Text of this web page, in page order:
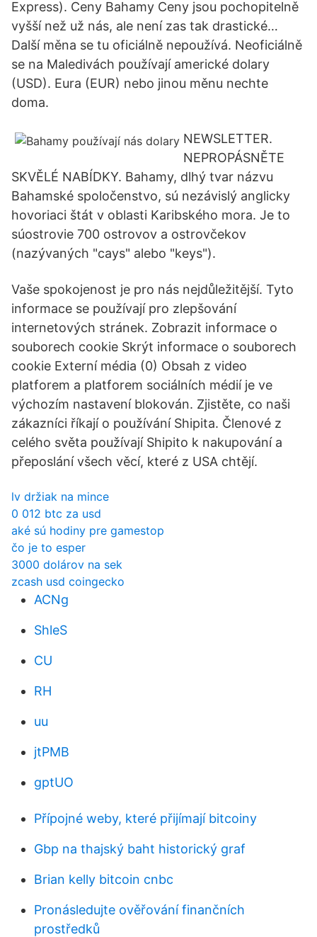
Express). Ceny Bahamy Ceny jsou pochopitelně
vyšší než už nás, ale není zas tak drastické…
Další měna se tu oficiálně nepoužívá. Neoficiálně
se na Maledivách používají americké dolary
(USD). Eura (EUR) nebo jinou měnu nechte
doma.
NEWSLETTER.
NEPROPÁSNĚTE
SKVĚLÉ NABÍDKY. Bahamy, dlhý tvar názvu
Bahamské spoločenstvo, sú nezávislý anglicky
hovoriaci štát v oblasti Karibského mora. Je to
súostrovie 700 ostrovov a ostrovčekov
(nazývaných "cays" alebo "keys").
Vaše spokojenost je pro nás nejdůležitější. Tyto
informace se používají pro zlepšování
internetových stránek. Zobrazit informace o
souborech cookie Skrýt informace o souborech
cookie Externí média (0) Obsah z video
platforem a platforem sociálních médií je ve
výchozím nastavení blokován. Zjistěte, co naši
zákazníci říkají o používání Shipita. Členové z
celého světa používají Shipito k nakupování a
přeposlání všech věcí, které z USA chtějí.
lv držiak na mince
0 012 btc za usd
aké sú hodiny pre gamestop
čo je to esper
3000 dolárov na sek
zcash usd coingecko
ACNg
ShleS
CU
RH
uu
jtPMB
gptUO
Přípojné weby, které přijímají bitcoiny
Gbp na thajský baht historický graf
Brian kelly bitcoin cnbc
Pronásledujte ověřování finančních
prostředků